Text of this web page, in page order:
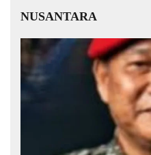
NUSANTARA